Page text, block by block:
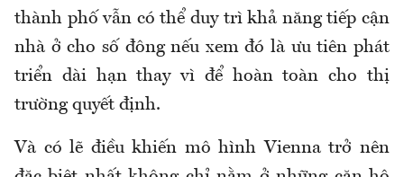
thành phố vẫn có thể duy trì khả năng tiếp cận
nhà ở cho số đông nếu xem đó là ưu tiên phát
triển dài hạn thay vì để hoàn toàn cho thị
trường quyết định.
Và có lẽ điều khiến mô hình Vienna trở nên